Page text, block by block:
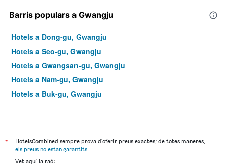
Barris populars a Gwangju
Hotels a Dong-gu, Gwangju
Hotels a Seo-gu, Gwangju
Hotels a Gwangsan-gu, Gwangju
Hotels a Nam-gu, Gwangju
Hotels a Buk-gu, Gwangju
*
HotelsCombined sempre prova d'oferir preus exactes; de totes maneres,
els preus no estan garantits.
Vet aquí la raó: